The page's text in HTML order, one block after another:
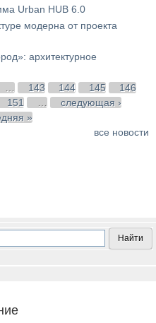
Urban HUB 6.0
модерна от проекта
архитектурное
143 144 145
146
151
следующая ›
»
все новости